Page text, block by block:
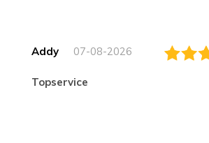
Addy 07-08-2026
topservice